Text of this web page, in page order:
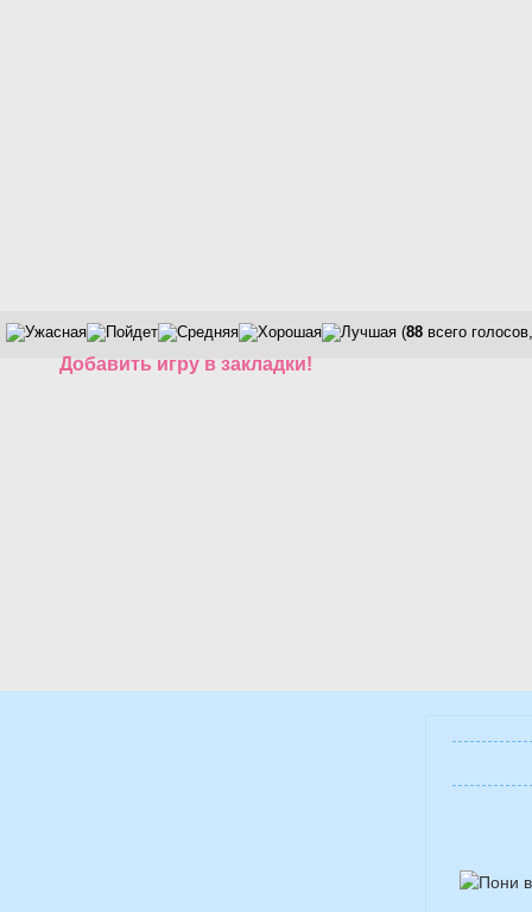
(88 всего
Добавить игру в закладки!